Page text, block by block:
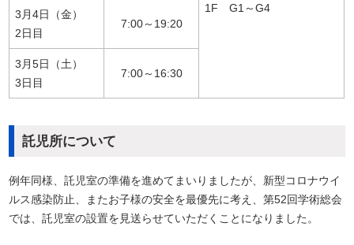
1F G1～G4
3月4日（金）
2日目
7:00～19:20
3月5日（土）
3日目
7:00～16:30
託児所について
例年同様、託児室の準備を進めてまいりましたが、新型コロナウイ
ルス感染防止、またお子様の安全を最優先に考え、第52回学術総会
では、託児室の設置を見送らせていただくことになりました。